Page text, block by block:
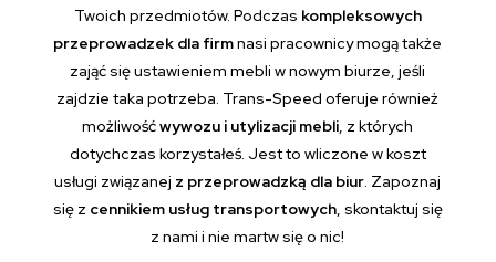
Twoich przedmiotów. Podczas kompleksowych
przeprowadzek dla firmnasi pracownicy mogą także
zająć się ustawieniem mebli w nowym biurze, jeśli
zajdzie taka potrzeba. Trans-Speed oferuje również
możliwośćwywozu i utylizacji mebli, z których
dotychczas korzystałeś. Jest to wliczone w koszt
usługi związanej z przeprowadzką dla biur. Zapoznaj
się z cennikiem usług transportowych, skontaktuj się
z nami i nie martw się o nic!